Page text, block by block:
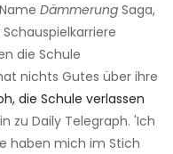
Dämmerung Saga,
die Schule
nichts Gutes über ihre
die Schule verlassen
zu Daily Telegraph. 'Ich
haben mich im Stich